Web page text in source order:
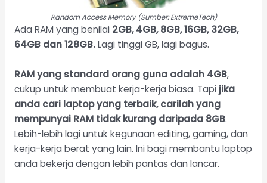
Random Access Memory (Sumber: ExtremeTech)
Ada RAM yang benilai 2GB, 4GB, 8GB, 16GB, 32GB,
64GB dan 128GB.Lagi tinggi GB, lagi bagus.
RAM yang standard orang guna adalah 4GB,
cukup untuk membuat kerja-kerja biasa. Tapi jika
anda cari laptop yang terbaik, carilah yang
mempunyai RAM tidak kurang daripada 8GB.
Lebih-lebih lagi untuk kegunaan editing, gaming, dan
kerja-kerja berat yang lain. Ini bagi membantu laptop
anda bekerja dengan lebih pantas dan lancar.